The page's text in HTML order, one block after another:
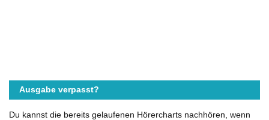
Ausgabe verpasst?
Du kannst die bereits gelaufenen Hörercharts nachhören, wenn